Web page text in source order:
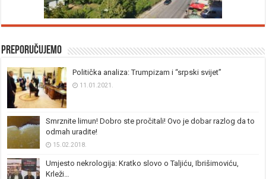
Preporučujemo
Politička analiza: Trumpizam i “srpski svijet”
11.01.2021.
Smrznite limun! Dobro ste pročitali! Ovo je dobar razlog da to
odmah uradite!
15.02.2018.
Umjesto nekrologija: Kratko slovo o Taljiću, Ibrišimoviću,
Krleži…